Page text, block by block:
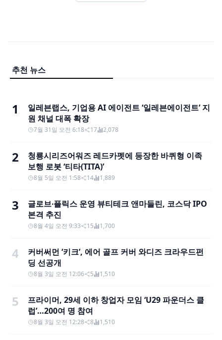
추천 뉴스
1
일레븐랩스, 기업용 AI 에이전트 ‘일레븐에이전트’ 지
원 채널 대폭 확장
7월 31일 오전 6:18 17 2,078
2
청룡시리즈어워즈 레드카펫에 등장한 바퀴형 이족
보행 로봇 ‘티타(TITA)’
8월 5일 오전 1:58 14 1,889
3
글로브∙플릭스 운영 뷰티테크 앤마들린, 코스닥 IPO
본격 추진
8월 4일 오전 9:33 15 1,700
4
커버써먼 ‘키크’, 에어 골프 커버 와디즈 크라우드펀
딩 선공개
8월 3일 오전 12:06 5 1,510
5
프라이머, 29세 이하 창업자 모임 ‘U29 파운더스 클
럽’…200여 명 참여
8월 3일 오전 12:28 8 1,510